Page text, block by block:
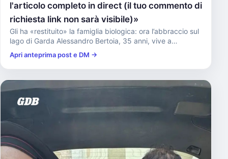
l'articolo completo in direct (il tuo commento di
richiesta link non sarà visibile)»
Gli ha «restituito» la famiglia biologica: ora l’abbraccio sul
lago di Garda Alessandro Bertoia, 35 anni, vive a
Moniga...
Apri anteprima post e DM →